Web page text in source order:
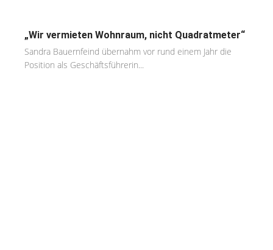
„Wir vermieten Wohnraum, nicht Quadratmeter“
Sandra Bauernfeind übernahm vor rund einem Jahr die
Position als Geschäftsführerin...